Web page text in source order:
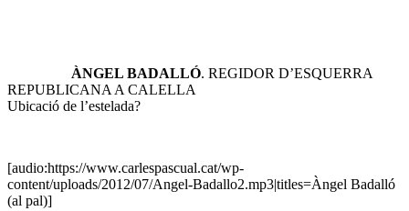
ÀNGEL BADALLÓ. REGIDOR D’ESQUERRA
REPUBLICANA A CALELLA
Ubicació de l’estelada?
[audio:https://www.carlespascual.cat/wp-
content/uploads/2012/07/Angel-Badallo2.mp3|titles=Àngel Badalló
(al pal)]